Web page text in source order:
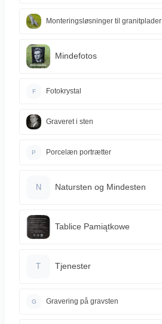
Monteringsløsninger til granitplader
Mindefotos
F Fotokrystal
Graveret i sten
P Porcelæn portrætter
N Natursten og Mindesten
Tablice Pamiątkowe
T Tjenester
G Gravering på gravsten